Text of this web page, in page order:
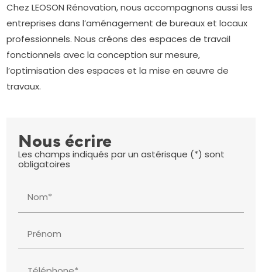
Chez LEOSON Rénovation, nous accompagnons aussi les
entreprises dans l’aménagement de bureaux et locaux
professionnels. Nous créons des espaces de travail
fonctionnels avec la conception sur mesure,
l’optimisation des espaces et la mise en œuvre de
travaux.
Nous écrire
Les champs indiqués par un astérisque (*) sont
obligatoires
Nom*
Prénom